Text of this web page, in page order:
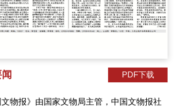
PDF下载
报》由国家文物局主管，中国文物报社